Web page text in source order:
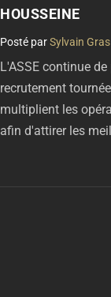
HOUSSEINE
parSylvain Gras
L'ASSE continue
recrutement
multiplient les
afin d'attirer les